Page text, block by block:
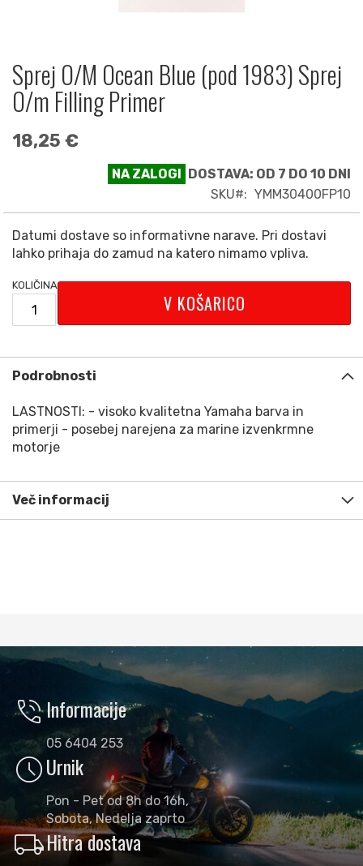
Sprej O/M Ocean Blue (pod 1983) Sprej
O/m Filling Primer
18,25 €
NA ZALOGI DOSTAVA: OD 7 DO 10 DNI
SKU
YMM30400FP10
Datumi dostave so informativne narave. Pri dostavi
lahko prihaja do zamud na katero nimamo vpliva.
KOLIČINA
V KOŠARICO
Preskoči
na
začetek
slik
Podrobnosti
LASTNOSTI: - visoko kvalitetna Yamaha barva in
primerji - posebej narejena za marine izvenkrmne
motorje
Več informacij
phone_in_talkInformacije
05 6404 253
scheduleUrnik
Pon - Pet od 8h do 16h,
Sobota, Nedelja zaprto
local_shippingHitra dostava